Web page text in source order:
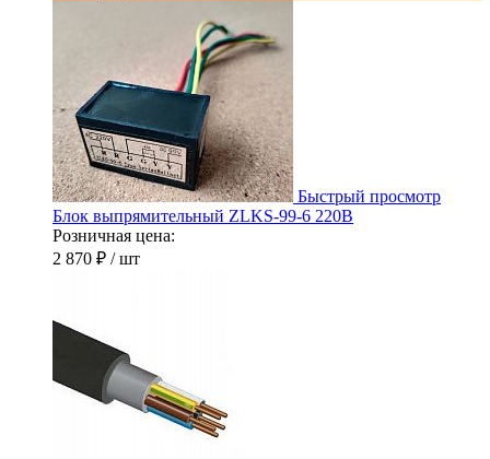
Быстрый просмотр
Блок выпрямительный ZLKS-99-6 220В
Розничная цена:
2 870 ₽ / шт